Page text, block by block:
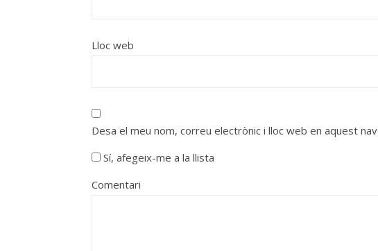
Lloc web
Desa el meu nom, correu electrònic i lloc web en aquest
Sí, afegeix-me a la llista
Comentari